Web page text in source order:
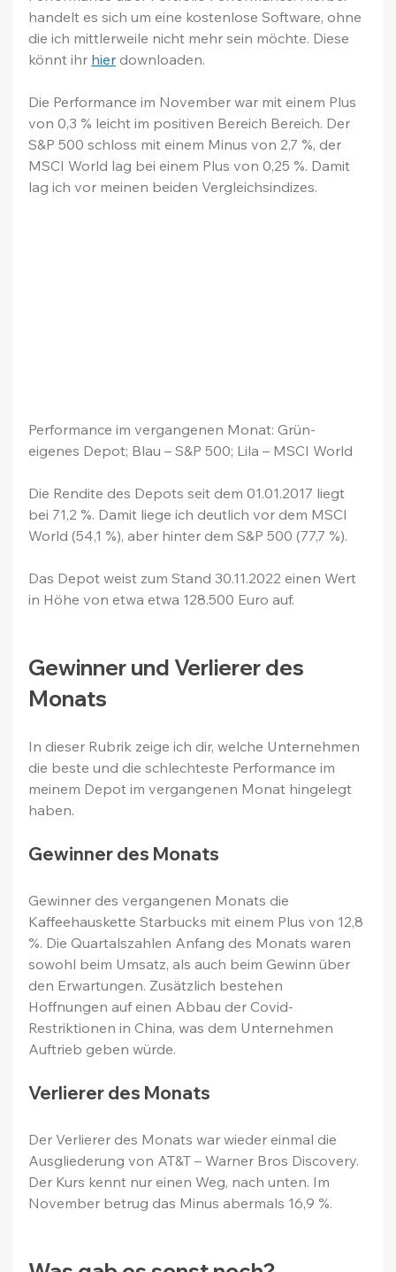
handelt es sich um eine kostenlose Software, ohne
die ich mittlerweile nicht mehr sein möchte. Diese
könnt ihr hier downloaden.
Die Performance im November war mit einem Plus
von 0,3 % leicht im positiven Bereich Bereich. Der
S&P 500 schloss mit einem Minus von 2,7 %, der
MSCI World lag bei einem Plus von 0,25 %. Damit
lag ich vor meinen beiden Vergleichsindizes.
Performance im vergangenen Monat: Grün-
eigenes Depot; Blau – S&P 500; Lila – MSCI World
Die Rendite des Depots seit dem 01.01.2017 liegt
bei 71,2 %. Damit liege ich deutlich vor dem MSCI
World (54,1 %), aber hinter dem S&P 500 (77,7 %).
Das Depot weist zum Stand 30.11.2022 einen Wert
in Höhe von etwa etwa 128.500 Euro auf.
Gewinner und Verlierer des
Monats
In dieser Rubrik zeige ich dir, welche Unternehmen
die beste und die schlechteste Performance im
meinem Depot im vergangenen Monat hingelegt
haben.
Gewinner des Monats
Gewinner des vergangenen Monats die
Kaffeehauskette Starbucks mit einem Plus von 12,8
%. Die Quartalszahlen Anfang des Monats waren
sowohl beim Umsatz, als auch beim Gewinn über
den Erwartungen. Zusätzlich bestehen
Hoffnungen auf einen Abbau der Covid-
Restriktionen in China, was dem Unternehmen
Auftrieb geben würde.
Verlierer des Monats
Der Verlierer des Monats war wieder einmal die
Ausgliederung von AT&T – Warner Bros Discovery.
Der Kurs kennt nur einen Weg, nach unten. Im
November betrug das Minus abermals 16,9 %.